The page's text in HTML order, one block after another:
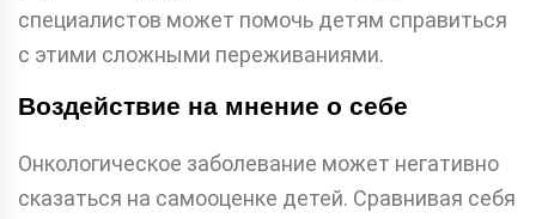
специалистов может помочь детям справиться
с этими сложными переживаниями.
Воздействие на мнение о себе
Онкологическое заболевание может негативно
сказаться на самооценке детей. Сравнивая себя